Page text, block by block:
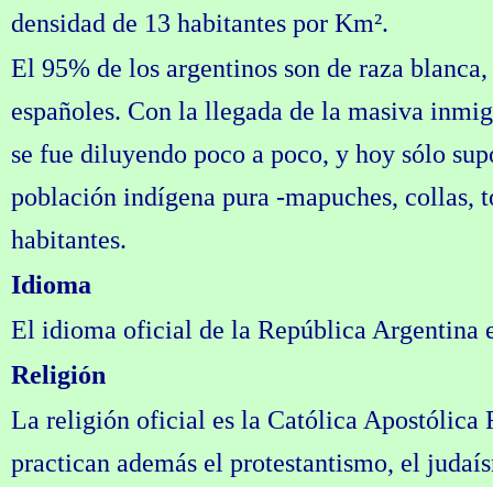
densidad de 13 habitantes por Km².
El 95% de los argentinos son de raza
españoles. Con la llegada de la masiva
se fue diluyendo poco a poco, y hoy sólo
población indígena pura -mapuches, collas,
habitantes.
Idioma
El idioma oficial de la República Argentina
Religión
La religión oficial es la Católica Apostólica
practican además el protestantismo, el